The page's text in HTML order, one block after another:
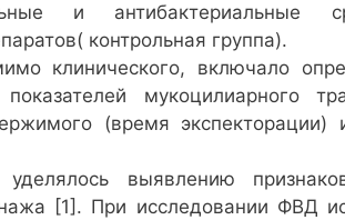
и антибактериальные
контрольная группа).
клинического, включало
мукоцилиарного
(время
выявлению
[1]. При исследовании ФВД